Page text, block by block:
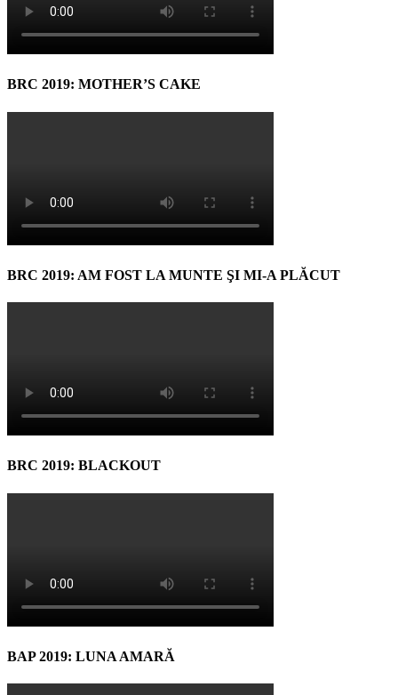
BRC 2019: MOTHER’S CAKE
BRC 2019: AM FOST LA MUNTE ŞI MI-A PLĂCUT
BRC 2019: BLACKOUT
BAP 2019: LUNA AMARĂ